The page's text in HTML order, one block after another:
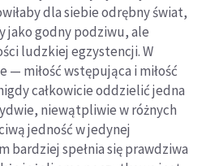
dla siebie odrębny świat,
jako godny podziwu, ale
ludzkiej egzystencji. W
— miłość wstępująca i miłość
całkowicie oddzielić jedna
niewątpliwie w różnych
jedność w jedynej
bardziej spełnia się prawdziwa